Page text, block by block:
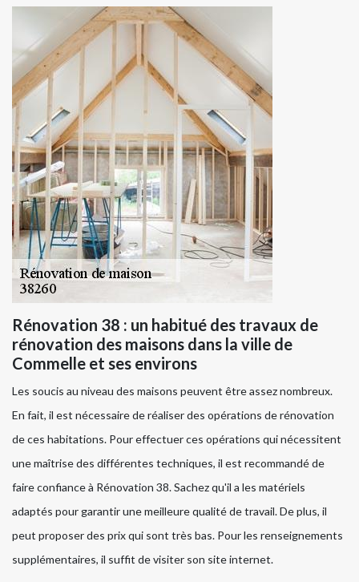
Rénovation 38 : un habitué des travaux de
rénovation des maisons dans la ville de
Commelle et ses environs
Les soucis au niveau des maisons peuvent être assez nombreux.
En fait, il est nécessaire de réaliser des opérations de rénovation
de ces habitations. Pour effectuer ces opérations qui nécessitent
une maîtrise des différentes techniques, il est recommandé de
faire confiance à Rénovation 38. Sachez qu'il a les matériels
adaptés pour garantir une meilleure qualité de travail. De plus, il
peut proposer des prix qui sont très bas. Pour les renseignements
supplémentaires, il suffit de visiter son site internet.